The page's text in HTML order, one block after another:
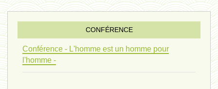
penser 01 - 9 février 2024 *
univers 09 V4 - 26 janvier 2024 *
CONFÉRENCE
Conférence - L'homme est un homme pour
l'homme -